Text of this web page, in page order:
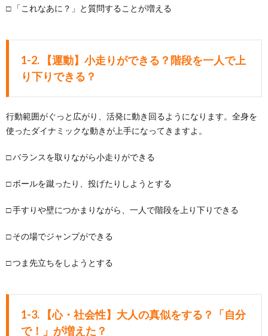
□ 「これなあに？」と質問することが増える
1-2. 【運動】小走りができる？階段を一人で上
り下りできる？
行動範囲がぐっと広がり、活発に動き回るようになります。全身を
使ったダイナミックな動きが上手になってきますよ。
□ バランスを取りながら小走りができる
□ ボールを蹴ったり、投げたりしようとする
□ 手すりや壁につかまりながら、一人で階段を上り下りできる
□ その場でジャンプができる
□ つま先立ちをしようとする
1-3. 【心・社会性】大人の真似をする？「自分
で！」が増えた？